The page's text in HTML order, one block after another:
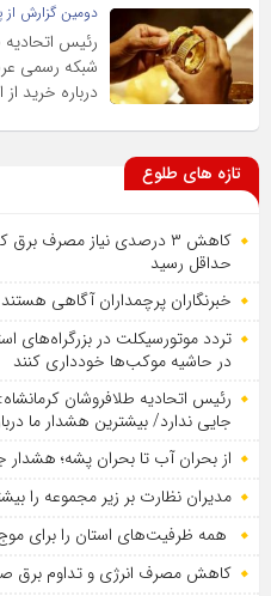
دومین گزارش از پرونده ویژه
رئیس اتحادیه
شبکه رسمی
درباره خرید
تازه های طلوع
کاهش ۳ درصدی نیاز مصرف
حداقل رسید
خبرنگاران پرچمداران آگاهی هستند
تردد موتورسیکلت در بزرگراه‌های
در حاشیه موکب‌ها خودداری کنند
رئیس اتحادیه طلافروشان
جایی ندارد/ بیشترین هشدار ما
از بحران آب تا بحران پشه؛
مدیران نظارت بر زیر مجموعه را
همه ظرفیت‌های استان را برای موج
کاهش مصرف انرژی و تداوم برق